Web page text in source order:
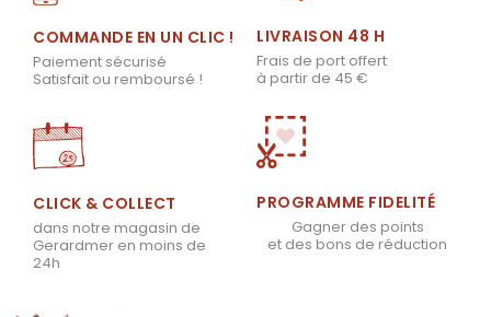
COMMANDE EN UN CLIC !
Paiement sécurisé
Satisfait ou remboursé !
LIVRAISON 48 H
Frais de port offert
à partir de 45 €
CLICK & COLLECT
dans notre magasin de
Gerardmer en moins de
24h
PROGRAMME FIDELITÉ
Gagner des points
et des bons de réduction